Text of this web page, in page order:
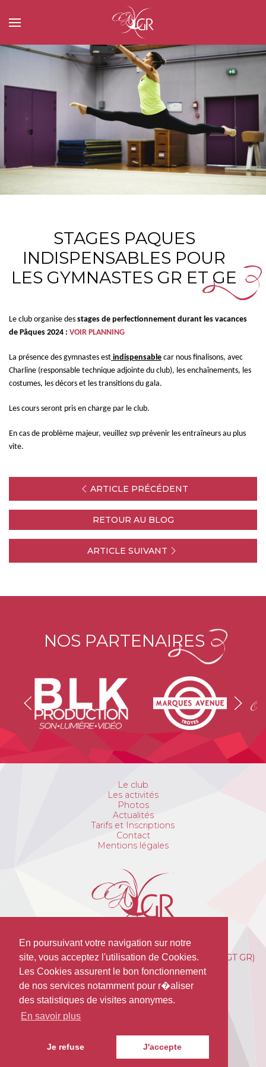
En poursuivant votre navigation sur notre
site, vous acceptez l'utilisation de Cookies.
Les Cookies assurent le bon fonctionnement
de nos services notamment pour r�aliser
des statistiques de visites anonymes.
En savoir plus
Je refuse J'accepte
STAGES PAQUES
INDISPENSABLES POUR
LES GYMNASTES GR ET GE
Le club organise des stages de perfectionnement durant les vacances
de Pâques 2024 : VOIR PLANNING
La présence des gymnastes est indispensable car nous finalisons, avec
Charline (responsable technique adjointe du club), les enchaînements, les
costumes, les décors et les transitions du gala.
Les cours seront pris en charge par le club.
En cas de problème majeur, veuillez svp prévenir les entraîneurs au plus
vite.
ARTICLE PRÉCÉDENT
RETOUR AU BLOG
ARTICLE SUIVANT
NOS PARTENAIRES
Le club
Les activités
Photos
Actualités
Tarifs et Inscriptions
Contact
Mentions légales
Avant Garde de Troyes Gymnastique Rythmique (AGT GR)
Cosec HOPPENOT
15 Rue Alexandre du Sommerard
10000 Troyes